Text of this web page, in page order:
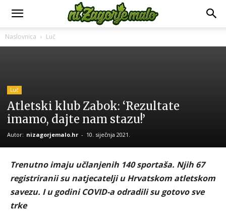
Naslovnica Luč
Luč
Atletski klub Zabok: ‘Rezultate
imamo, dajte nam stazu!’
Autor: nizagorjemalo.hr - 10. siječnja 2021.
Trenutno imaju učlanjenih 140 sportaša. Njih 67
registriranii su natjecatelji u Hrvatskom atletskom
savezu. I u godini COVID-a odradili su gotovo sve
trke